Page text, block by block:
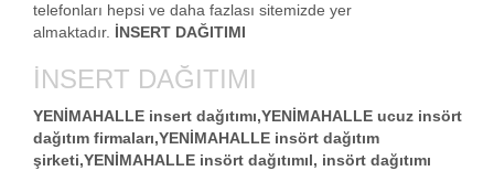
telefonları hepsi ve daha fazlası sitemizde yer
almaktadır. İNSERT DAĞITIMI
İNSERT DAĞITIMI
YENİMAHALLE insert dağıtımı,YENİMAHALLE ucuz insört
dağıtım firmaları,YENİMAHALLE insört dağıtım
şirketi,YENİMAHALLE insört dağıtımıl, insört dağıtımı